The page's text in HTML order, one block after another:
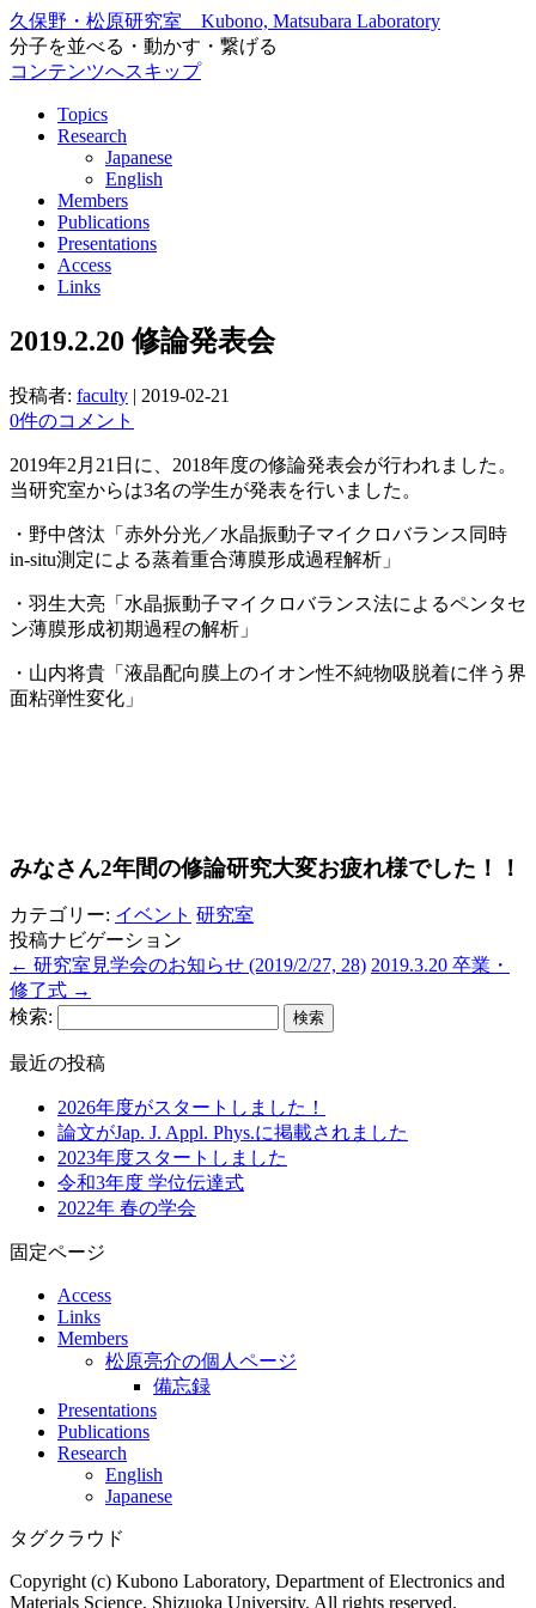
久保野・松原研究室 Kubono, Matsubara Laboratory
分子を並べる・動かす・繋げる
コンテンツへスキップ
Topics
Research
Japanese
English
Members
Publications
Presentations
Access
Links
2019.2.20 修論発表会
投稿者: faculty | 2019-02-21
0件のコメント
2019年2月21日に、2018年度の修論発表会が行われました。
当研究室からは3名の学生が発表を行いました。
・野中啓汰「赤外分光／水晶振動子マイクロバランス同時
in-situ測定による蒸着重合薄膜形成過程解析」
・羽生大亮「水晶振動子マイクロバランス法によるペンタセ
ン薄膜形成初期過程の解析」
・山内将貴「液晶配向膜上のイオン性不純物吸脱着に伴う界
面粘弾性変化」
みなさん2年間の修論研究大変お疲れ様でした！！
カテゴリー: イベント 研究室
投稿ナビゲーション
← 研究室見学会のお知らせ (2019/2/27, 28) 2019.3.20 卒業・
修了式 →
検索:
最近の投稿
2026年度がスタートしました！
論文がJap. J. Appl. Phys.に掲載されました
2023年度スタートしました
令和3年度 学位伝達式
2022年 春の学会
固定ページ
Access
Links
Members
松原亮介の個人ページ
備忘録
Presentations
Publications
Research
English
Japanese
タグクラウド
Copyright (c) Kubono Laboratory, Department of Electronics and
Materials Science, Shizuoka University. All rights reserved.